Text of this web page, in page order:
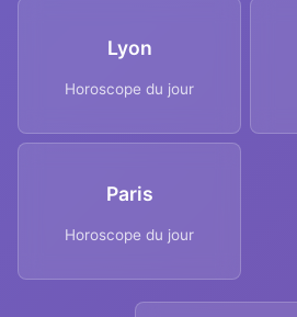
Lyon
Horoscope du jour
Paris
Horoscope du jour